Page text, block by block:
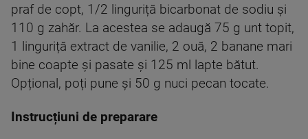
praf de copt, 1/2 linguriță bicarbonat de sodiu și
110 g zahăr. La acestea se adaugă 75 g unt topit,
1 linguriță extract de vanilie, 2 ouă, 2 banane mari
bine coapte și pasate și 125 ml lapte bătut.
Opțional, poți pune și 50 g nuci pecan tocate.
Instrucțiuni de preparare